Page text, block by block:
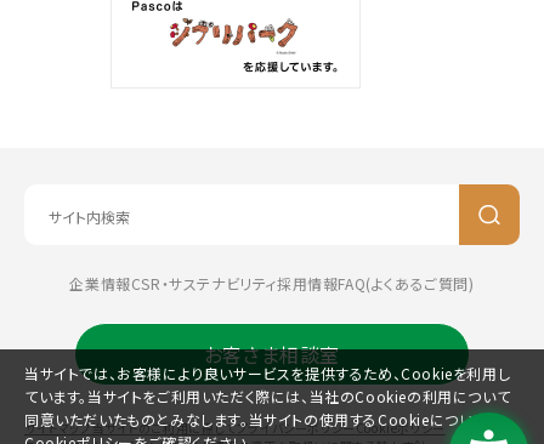
企業情報CSR・サステナビリティ採用情報FAQ(よくあるご質問)
お客さま相談室
サイトマップ当サイトのご利用に際してプライバシーポリシーCookieポリシー
当サイトでは、お客様により良いサービスを提供するため、Cookieを利用し
ています。当サイトをご利用いただく際には、当社のCookieの利用について
同意いただいたものとみなします。当サイトの使用するCookieについては、